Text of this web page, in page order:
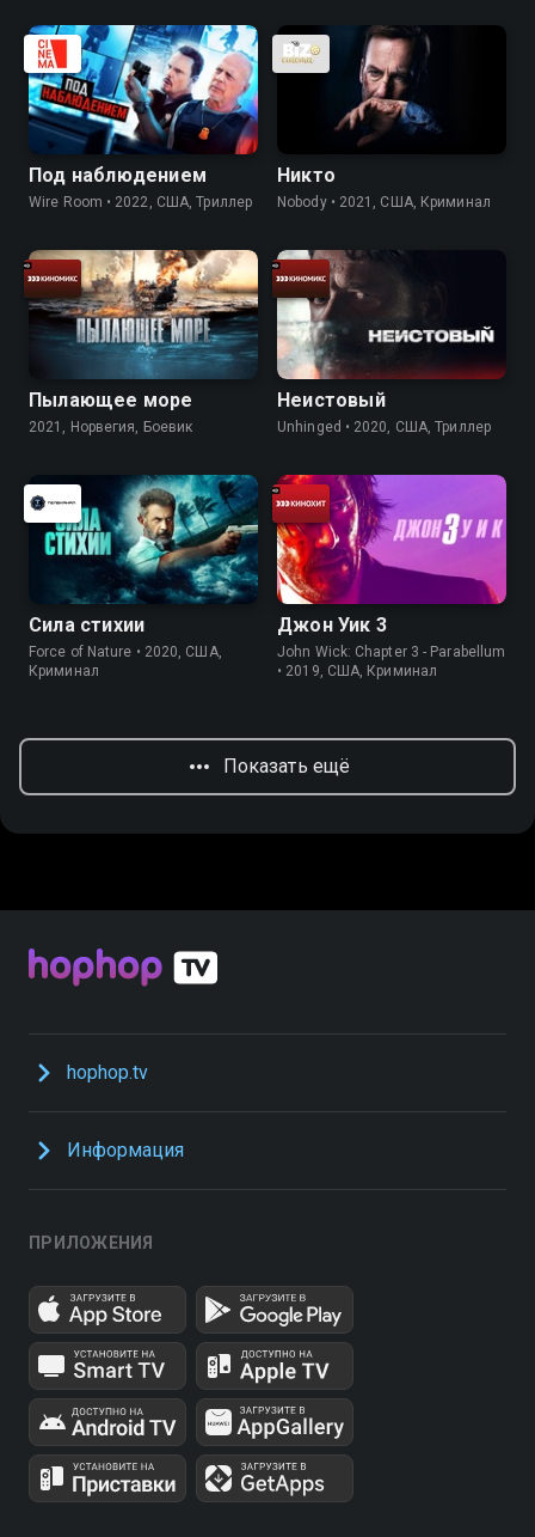
Под наблюдением
Wire Room • 2022, США, Триллер
Никто
Nobody • 2021, США, Криминал
Пылающее море
2021, Норвегия, Боевик
Неистовый
Unhinged • 2020, США, Триллер
Сила стихии
Force of Nature • 2020, США,
Криминал
Джон Уик 3
John Wick: Chapter 3 - Parabellum
• 2019, США, Криминал
Показать ещё
hophop.tv
Информация
ПРИЛОЖЕНИЯ